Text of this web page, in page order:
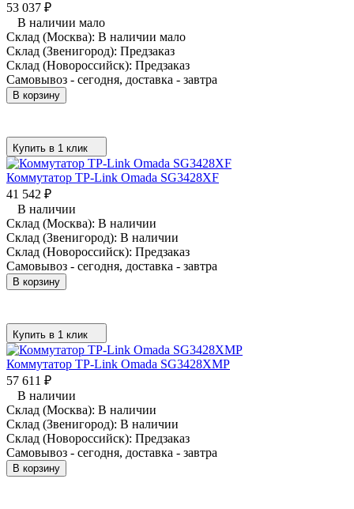
53 037 ₽
В наличии мало
Склад (Москва): В наличии мало
Склад (Звенигород): Предзаказ
Склад (Новороссийск): Предзаказ
Самовывоз - сегодня, доставка - завтра
В корзину
Купить в 1 клик
Коммутатор TP-Link Omada SG3428XF
41 542 ₽
В наличии
Склад (Москва): В наличии
Склад (Звенигород): В наличии
Склад (Новороссийск): Предзаказ
Самовывоз - сегодня, доставка - завтра
В корзину
Купить в 1 клик
Коммутатор TP-Link Omada SG3428XMP
57 611 ₽
В наличии
Склад (Москва): В наличии
Склад (Звенигород): В наличии
Склад (Новороссийск): Предзаказ
Самовывоз - сегодня, доставка - завтра
В корзину